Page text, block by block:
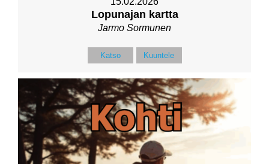
Lopunajan kartta
Jarmo Sormunen
Katso Kuuntele